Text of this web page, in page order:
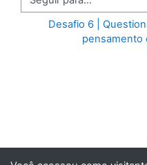
Seguir para...
Desafio 6 |
pensamento